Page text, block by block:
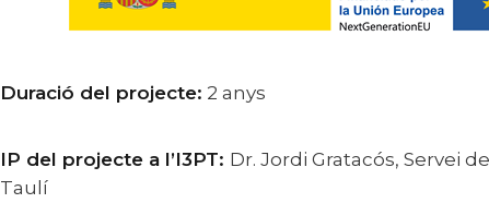
Duració del projecte: 2 anys
IP del projecte a l’I3PT: Dr. Jordi Gratacós, Servei
Taulí